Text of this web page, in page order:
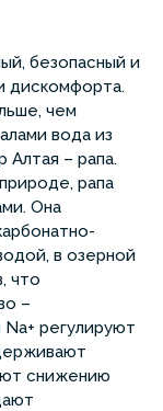
безопасный и
дискомфорта.
чем
вода из
Алтая – рапа.
рапа
Она
в озерной
что
–
регулируют
снижению